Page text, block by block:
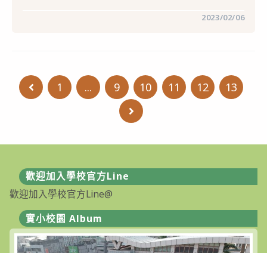
【鼓
王
盃】
簡
2023/02/06
Go to the previous page
1 ... 9 10 11 12
13
Go to the next page
歡迎加入學校官方Line
歡迎加入學校官方Line@
實小校園 Album